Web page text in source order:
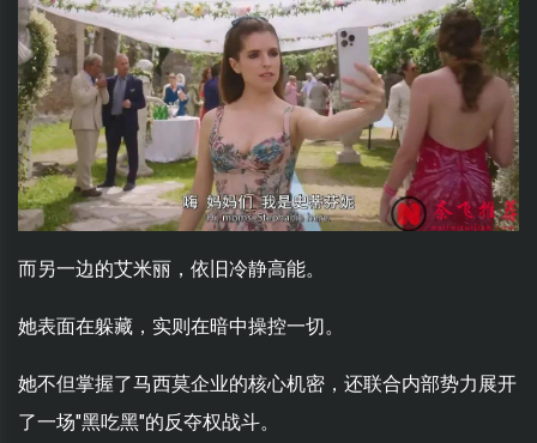
而另一边的艾米丽，依旧冷静高能。
她表面在躲藏，实则在暗中操控一切。
她不但掌握了马西莫企业的核心机密，还联合内部势力展开
了一场"黑吃黑"的反夺权战斗。